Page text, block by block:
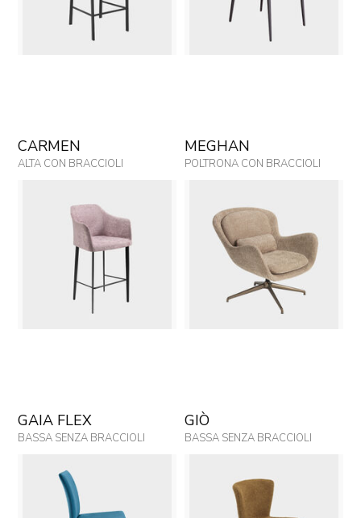
CARMEN
ALTA CON BRACCIOLI
MEGHAN
POLTRONA CON BRACCIOLI
GAIA FLEX
BASSA SENZA BRACCIOLI
GIÒ
BASSA SENZA BRACCIOLI